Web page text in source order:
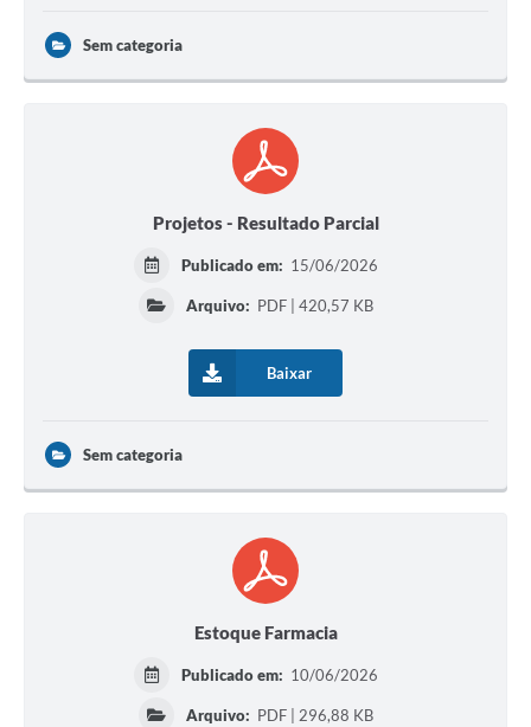
Sem categoria
Projetos - Resultado Parcial
Publicado em: 15/06/2026
Arquivo: PDF | 420,57 KB
Baixar
Sem categoria
Estoque Farmacia
Publicado em: 10/06/2026
Arquivo: PDF | 296,88 KB